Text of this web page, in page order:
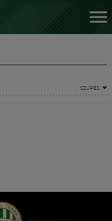
SZŰRÉS